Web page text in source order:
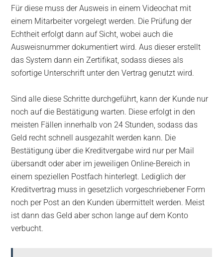
Für diese muss der Ausweis in einem Videochat mit
einem Mitarbeiter vorgelegt werden. Die Prüfung der
Echtheit erfolgt dann auf Sicht, wobei auch die
Ausweisnummer dokumentiert wird. Aus dieser erstellt
das System dann ein Zertifikat, sodass dieses als
sofortige Unterschrift unter den Vertrag genutzt wird.
Sind alle diese Schritte durchgeführt, kann der Kunde nur
noch auf die Bestätigung warten. Diese erfolgt in den
meisten Fällen innerhalb von 24 Stunden, sodass das
Geld recht schnell ausgezahlt werden kann. Die
Bestätigung über die Kreditvergabe wird nur per Mail
übersandt oder aber im jeweiligen Online-Bereich in
einem speziellen Postfach hinterlegt. Lediglich der
Kreditvertrag muss in gesetzlich vorgeschriebener Form
noch per Post an den Kunden übermittelt werden. Meist
ist dann das Geld aber schon lange auf dem Konto
verbucht.